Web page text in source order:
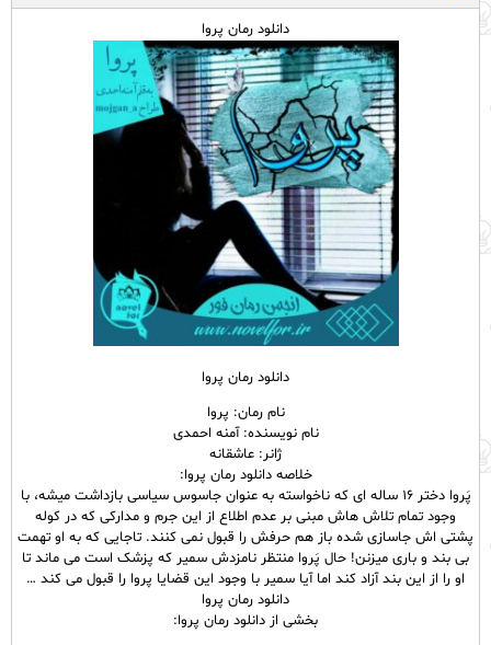
دانلود رمان پروا
دانلود رمان پروا
نام رمان: پروا
نام نویسنده: آمنه احمدی
ژانر: عاشقانه
خلاصه دانلود رمان پروا:
پَروا دختر ۱۶ ساله ای که ناخواسته به عنوان جاسوس سیاسی بازداشت میشه، با
وجود تمام تلاش هاش مبنی بر عدم اطلاع از این جرم و مدارکی که در کوله
پشتی اش جاسازی شده باز هم حرفش را قبول نمی کنند. تاجایی که به او تهمت
بی بند و باری میزنن! حال پَروا منتظر نامزدش سمیر که پزشک است می ماند تا
او را از این بند آزاد کند اما آیا سمیر با وجود این قضایا پروا را قبول می کند …
دانلود رمان پروا
بخشی از دانلود رمان پروا: